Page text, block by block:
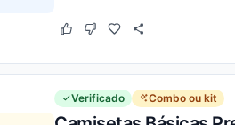
Este cupom funcionou
Este cupom não funcionou
Verificado Combo ou kit